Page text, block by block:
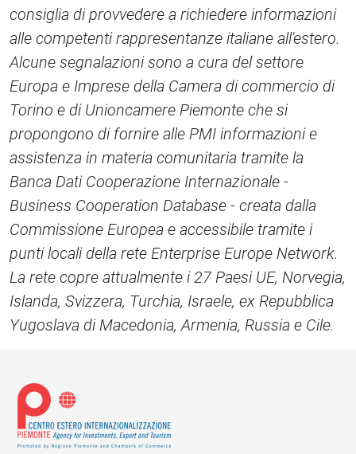
consiglia di provvedere a richiedere informazioni
alle competenti rappresentanze italiane all'estero.
Alcune segnalazioni sono a cura del settore
Europa e Imprese della Camera di commercio di
Torino e di Unioncamere Piemonte che si
propongono di fornire alle PMI informazioni e
assistenza in materia comunitaria tramite la
Banca Dati Cooperazione Internazionale -
Business Cooperation Database - creata dalla
Commissione Europea e accessibile tramite i
punti locali della rete Enterprise Europe Network.
La rete copre attualmente i 27 Paesi UE, Norvegia,
Islanda, Svizzera, Turchia, Israele, ex Repubblica
Yugoslava di Macedonia, Armenia, Russia e Cile.